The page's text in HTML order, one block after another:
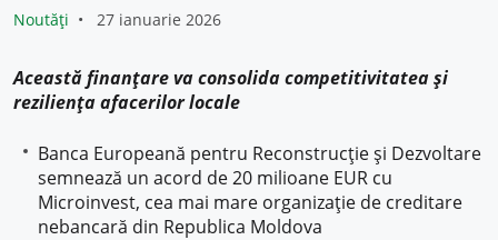
Noutăți 27 ianuarie 2026
Această finanțare va consolida competitivitatea și
reziliența afacerilor locale
Banca Europeană pentru Reconstrucție și Dezvoltare
semnează un acord de 20 milioane EUR cu
Microinvest, cea mai mare organizație de creditare
nebancară din Republica Moldova